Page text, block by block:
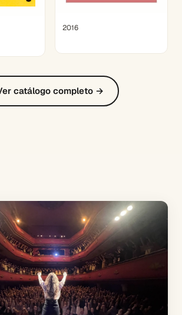
2016
catálogo completo →